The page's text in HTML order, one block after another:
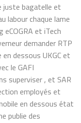
juste bagatelle et
labour chaque lame
et iTech
demander RTP
dessous UKGC et
le GAFI
superviser , et SAR
employés et
en dessous état
publie des